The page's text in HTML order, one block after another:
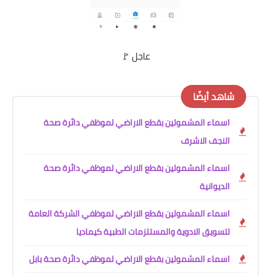
عاجل 🚩
شاهد أيضًا
اسماء المشمولين بقطع الاراضي لموظفي دائرة صحة
النجف الاشرف
اسماء المشمولين بقطع الاراضي لموظفي دائرة صحة
الديوانية
اسماء المشمولين بقطع الاراضي لموظفي الشركة العامة
لتسويق الادوية والمستلزمات الطبية كيماديا
اسماء المشمولين بقطع الاراضي لموظفي دائرة صحة بابل